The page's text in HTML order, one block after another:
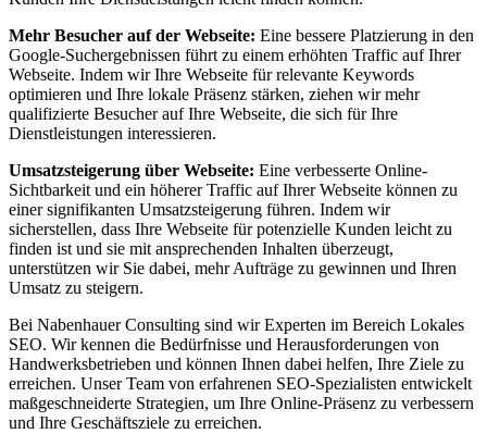
Mehr Besucher auf der Webseite: Eine bessere Platzierung in den
Google-Suchergebnissen führt zu einem erhöhten Traffic auf Ihrer
Webseite. Indem wir Ihre Webseite für relevante Keywords
optimieren und Ihre lokale Präsenz stärken, ziehen wir mehr
qualifizierte Besucher auf Ihre Webseite, die sich für Ihre
Dienstleistungen interessieren.
Umsatzsteigerung über Webseite: Eine verbesserte Online-
Sichtbarkeit und ein höherer Traffic auf Ihrer Webseite können zu
einer signifikanten Umsatzsteigerung führen. Indem wir
sicherstellen, dass Ihre Webseite für potenzielle Kunden leicht zu
finden ist und sie mit ansprechenden Inhalten überzeugt,
unterstützen wir Sie dabei, mehr Aufträge zu gewinnen und Ihren
Umsatz zu steigern.
Bei Nabenhauer Consulting sind wir Experten im Bereich Lokales
SEO. Wir kennen die Bedürfnisse und Herausforderungen von
Handwerksbetrieben und können Ihnen dabei helfen, Ihre Ziele zu
erreichen. Unser Team von erfahrenen SEO-Spezialisten entwickelt
maßgeschneiderte Strategien, um Ihre Online-Präsenz zu verbessern
und Ihre Geschäftsziele zu erreichen.